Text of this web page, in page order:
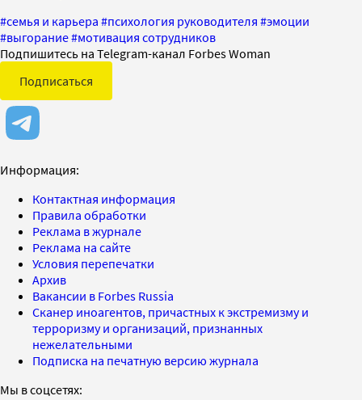
#семья и карьера #психология руководителя #эмоции
#выгорание#мотивация сотрудников
Подпишитесь на Telegram-канал Forbes Woman
Подписаться
Информация:
Контактная информация
Правила обработки
Реклама в журнале
Реклама на сайте
Условия перепечатки
Архив
Вакансии в Forbes Russia
Сканер иноагентов, причастных к экстремизму и
терроризму и организаций, признанных
нежелательными
Подписка на печатную версию журнала
Мы в соцсетях: